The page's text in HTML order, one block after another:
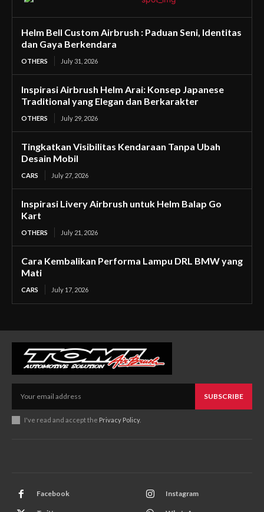
Helm Bell Custom Airbrush : Paduan Seni, Identitas
dan Gaya Berkendara
OTHERS July 31, 2026
Inspirasi Airbrush Helm Arai: Konsep Japanese
Traditional yang Elegan dan Berkarakter
OTHERS July 29, 2026
Tingkatkan Visibilitas Kendaraan Tanpa Ubah
Desain Mobil
CARS July 27, 2026
Inspirasi Livery Airbrush untuk Helm Balap Go
Kart
OTHERS July 21, 2026
Cara Kembalikan Performa Lampu DRL BMW yang
Mati
CARS July 17, 2026
SUBSCRIBE
I've read and accept the Privacy Policy.
Facebook Instagram